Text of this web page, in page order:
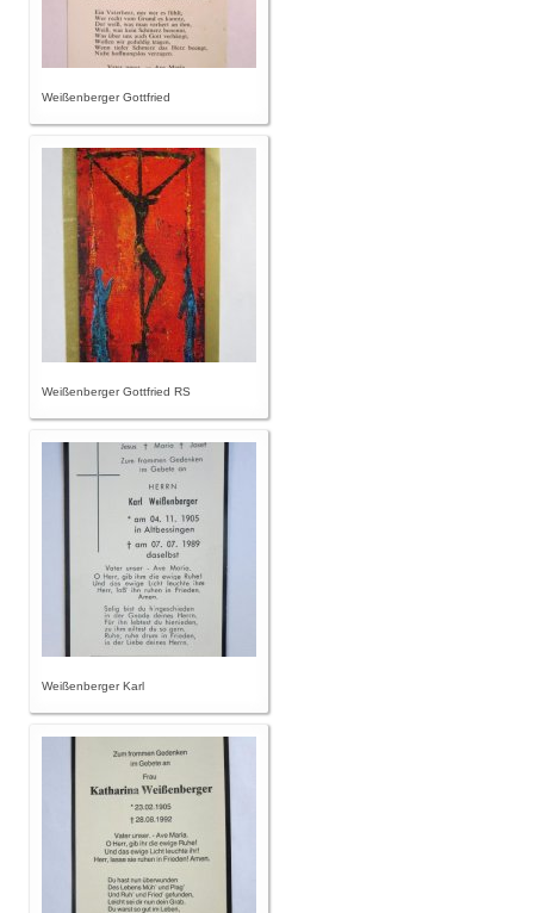
Weißenberger Gottfried
Weißenberger Gottfried RS
Weißenberger Karl